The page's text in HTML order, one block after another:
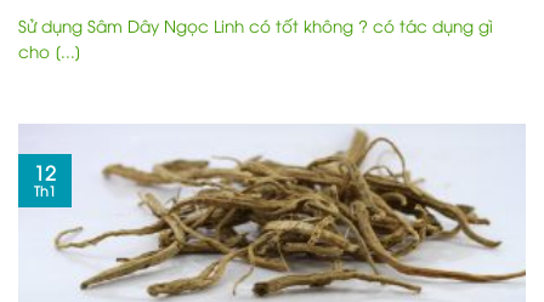
Sử dụng Sâm Dây Ngọc Linh có tốt không ? có tác dụng gì
cho [...]
12
Th1